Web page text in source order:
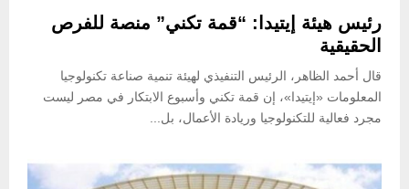
رئيس هيئة إيتيدا: “قمة تكني” منصة للفرص
الحقيقية
قال أحمد الظاهر، الرئيس التنفيذي لهيئة تنمية صناعة تكنولوجيا
المعلومات «إيتيدا»، إن قمة تكني وأسبوع الابتكار في مصر ليست
مجرد فعالية للتكنولوجيا وريادة الأعمال، بل...